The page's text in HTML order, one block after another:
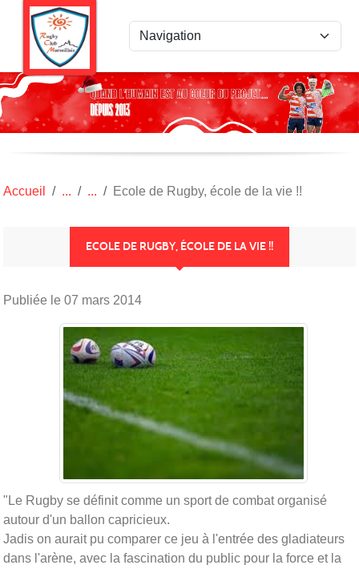
Accueil Ecole de Rugby, école de la vie !!
ECOLE DE RUGBY, ÉCOLE DE LA VIE !!
Publiée le 07 mars 2014
"Le Rugby se définit comme un sport de combat organisé
autour d'un ballon capricieux.
Jadis on aurait pu comparer ce jeu à l'entrée des gladiateurs
dans l'arène, avec la fascination du public pour la force et la
Panneau de gestion des cookies